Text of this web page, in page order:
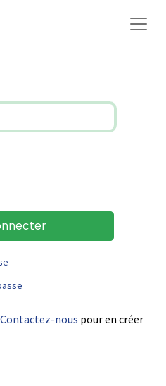
Contactez-nous pour en créer